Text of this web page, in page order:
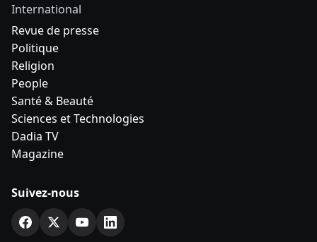
International
Revue de presse
Politique
Religion
People
Santé & Beauté
Sciences et Technologies
Dadia TV
Magazine
Suivez-nous